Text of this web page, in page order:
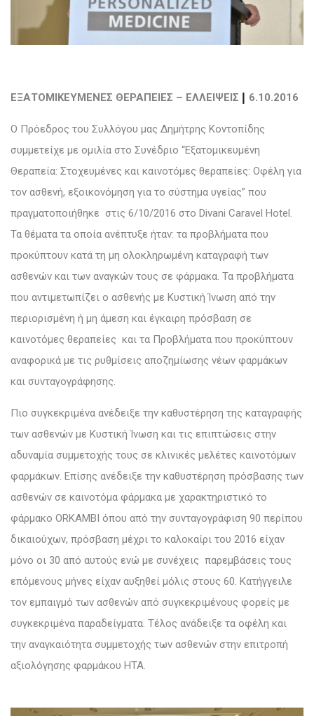
ΕΞΑΤΟΜΙΚΕΥΜΕΝΕΣ ΘΕΡΑΠΕΙΕΣ – ΕΛΛΕΙΨΕΙΣ | 6.10.2016
Ο Πρόεδρος του Συλλόγου μας Δημήτρης Κοντοπίδης
συμμετείχε με ομιλία στο Συνέδριο “Εξατομικευμένη
Θεραπεία: Στοχευμένες και καινοτόμες θεραπείες: Οφέλη για
τον ασθενή, εξοικονόμηση για το σύστημα υγείας” που
πραγματοποιήθηκε στις 6/10/2016 στο Divani Caravel Hotel.
Τα θέματα τα οποία ανέπτυξε ήταν: τα προβλήματα που
προκύπτουν κατά τη μη ολοκληρωμένη καταγραφή των
ασθενών και των αναγκών τους σε φάρμακα. Τα προβλήματα
που αντιμετωπίζει ο ασθενής με Κυστική Ίνωση από την
περιορισμένη ή μη άμεση και έγκαιρη πρόσβαση σε
καινοτόμες θεραπείες και τα Προβλήματα που προκύπτουν
αναφορικά με τις ρυθμίσεις αποζημίωσης νέων φαρμάκων
και συνταγογράφησης.
Πιο συγκεκριμένα ανέδειξε την καθυστέρηση της καταγραφής
των ασθενών με Κυστική Ίνωση και τις επιπτώσεις στην
αδυναμία συμμετοχής τους σε κλινικές μελέτες καινοτόμων
φαρμάκων. Επίσης ανέδειξε την καθυστέρηση πρόσβασης των
ασθενών σε καινοτόμα φάρμακα με χαρακτηριστικό το
φάρμακο ORKAMBI όπου από την συνταγογράφιση 90 περίπου
δικαιούχων, πρόσβαση μέχρι το καλοκαίρι του 2016 είχαν
μόνο οι 30 από αυτούς ενώ με συνέχεις παρεμβάσεις τους
επόμενους μήνες είχαν αυξηθεί μόλις στους 60. Κατήγγειλε
τον εμπαιγμό των ασθενών από συγκεκριμένους φορείς με
συγκεκριμένα παραδείγματα. Τέλος ανάδειξε τα οφέλη και
την αναγκαιότητα συμμετοχής των ασθενών στην επιτροπή
αξιολόγησης φαρμάκου HTA.